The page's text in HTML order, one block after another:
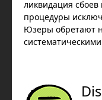
ликвидация
процедуры
Юзеры обретают